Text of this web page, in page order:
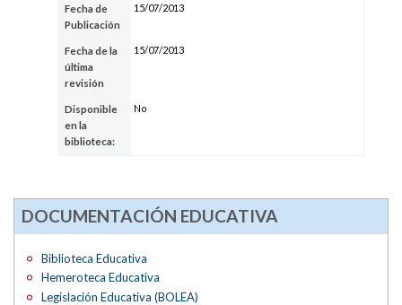
Fecha de
Publicación
15/07/2013
Fecha de la
última
revisión
15/07/2013
Disponible
en la
biblioteca:
No
DOCUMENTACIÓN EDUCATIVA
Biblioteca Educativa
Hemeroteca Educativa
Legislación Educativa (BOLEA)